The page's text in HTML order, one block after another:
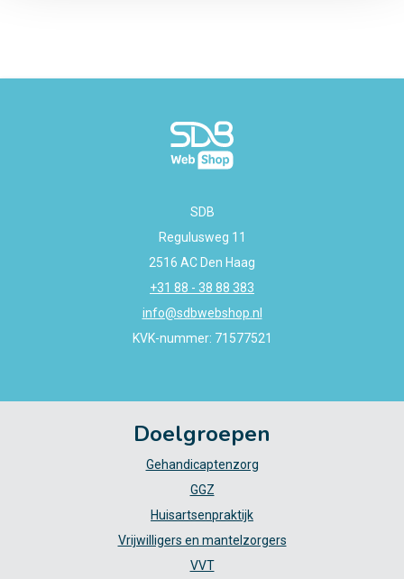
SDB
Regulusweg 11
2516 AC Den Haag
+31 88 - 38 88 383
info@sdbwebshop.nl
KVK-nummer: 71577521
Doelgroepen
Gehandicaptenzorg
GGZ
Huisartsenpraktijk
Vrijwilligers en mantelzorgers
VVT